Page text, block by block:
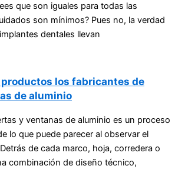
que son iguales para todas las
son mínimos? Pues no, la verdad
dentales llevan
los fabricantes de
de aluminio
y ventanas de aluminio es un proceso
lo que puede parecer al observar el
de cada marco, hoja, corredera o
combinación de diseño técnico,